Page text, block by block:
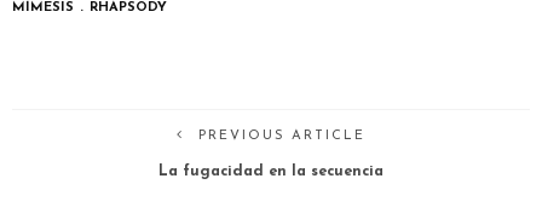
MÍMESIS
RHAPSODY
PREVIOUS ARTICLE
La fugacidad en la secuencia